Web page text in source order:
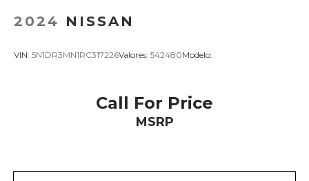
2024 NISSAN
VIN: 5N1DR3MN1RC317226Valores: 542480Modelo:
Call For Price
MSRP